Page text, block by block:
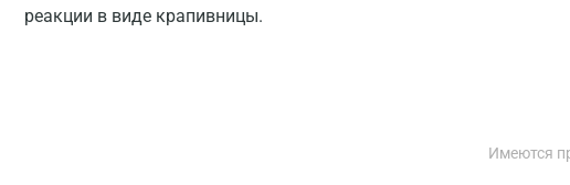
реакции в виде крапивницы.
Имеются